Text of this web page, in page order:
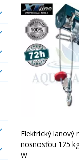
Elektrický lanový
nosnosťou 125
W